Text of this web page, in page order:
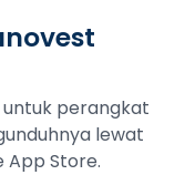
perangkat
lewat
App Store.